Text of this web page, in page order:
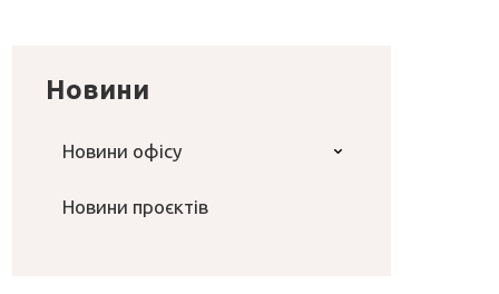
Новини
Новини офісу
Новини проєктів